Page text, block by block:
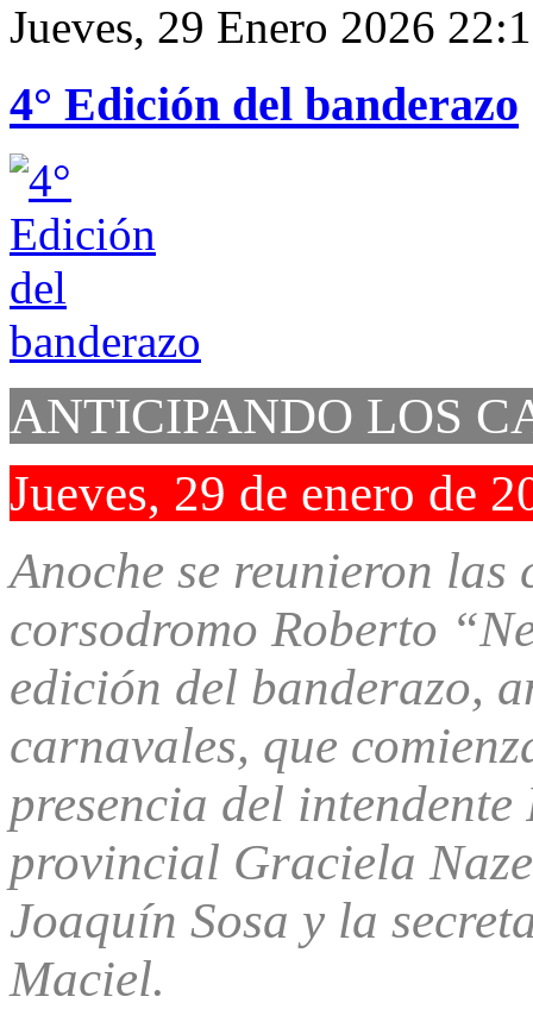
Jueves, 29 Enero 2026
4° Edición del banderazo
ANTICIPANDO LOS
Jueves, 29 de enero de
Anoche se reunieron las
corsodromo Roberto
edición del banderazo,
carnavales, que
presencia del
provincial Graciela
Joaquín Sosa y la
Maciel.